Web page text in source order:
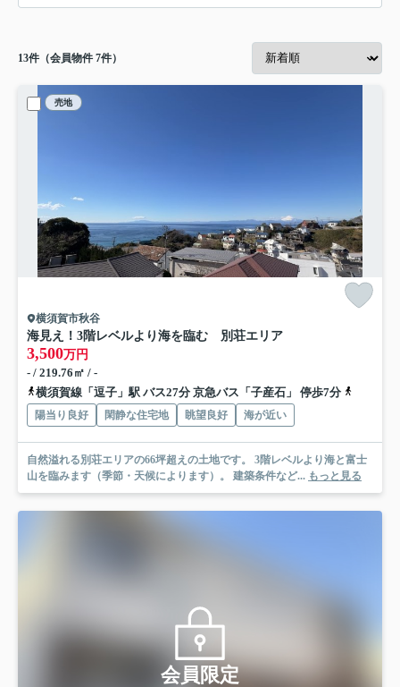
13件（会員物件 7件）
売地
横須賀市秋谷
海見え！3階レベルより海を臨む 別荘エリア
3,500万円
- / 219.76㎡ / -
横須賀線「逗子」駅 バス27分 京急バス「子産石」 停歩7分
陽当り良好 閑静な住宅地 眺望良好 海が近い
自然溢れる別荘エリアの66坪超えの土地です。 3階レベルより海と富士
山を臨みます（季節・天候によります）。 建築条件など... もっと見る
会員限定